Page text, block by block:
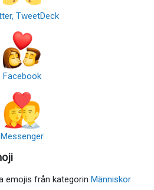
TweetDeck
Facebook
Messenger
emojis från kategorin Människor